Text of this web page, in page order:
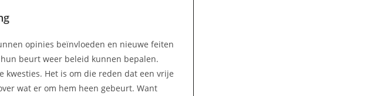
opinies beïnvloeden en nieuwe feiten
beurt weer beleid kunnen bepalen.
kwesties. Het is om die reden dat een vrije
wat er om hem heen gebeurt. Want